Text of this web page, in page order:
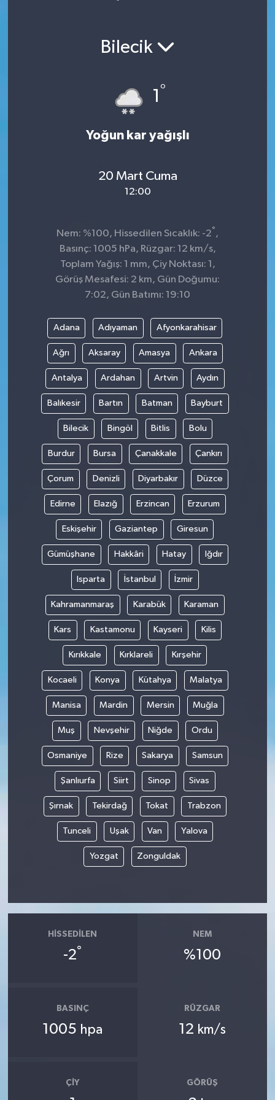
Bilecik
1 °
Yoğun kar yağışlı
20 Mart Cuma
12:00
Nem: %100, Hissedilen Sıcaklık: -2° ,
Basınç: 1005 hPa, Rüzgar: 12 km/s,
Toplam Yağış: 1 mm, Çiy Noktası: 1,
Görüş Mesafesi: 2 km, Gün Doğumu:
7:02, Gün Batımı: 19:10
Adana Adıyaman Afyonkarahisar
Ağrı Aksaray Amasya Ankara
Antalya Ardahan Artvin Aydın
Balıkesir Bartın Batman Bayburt
Bilecik Bingöl Bitlis Bolu
Burdur Bursa Çanakkale Çankırı
Çorum Denizli Diyarbakır Düzce
Edirne Elazığ Erzincan Erzurum
Eskişehir Gaziantep Giresun
Gümüşhane Hakkâri Hatay Iğdır
Isparta İstanbul İzmir
Kahramanmaraş Karabük Karaman
Kars Kastamonu Kayseri Kilis
Kırıkkale Kırklareli Kırşehir
Kocaeli Konya Kütahya Malatya
Manisa Mardin Mersin Muğla
Muş Nevşehir Niğde Ordu
Osmaniye Rize Sakarya Samsun
Şanlıurfa Siirt Sinop Sivas
Şırnak Tekirdağ Tokat Trabzon
Tunceli Uşak Van Yalova
Yozgat Zonguldak
HISSEDILEN
-2°
NEM
%100
BASINÇ
1005 hpa
RÜZGAR
12 km/s
ÇIY GÖRÜŞ